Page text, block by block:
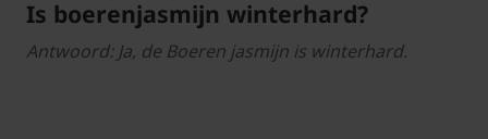
Is boerenjasmijn winterhard?
Antwoord: Ja, de Boeren jasmijn is winterhard.